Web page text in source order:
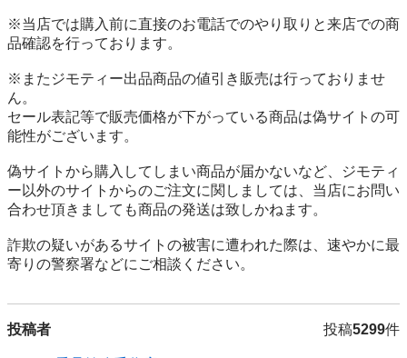
※当店では購入前に直接のお電話でのやり取りと来店での商
品確認を行っております。
※またジモティー出品商品の値引き販売は行っておりませ
ん。
セール表記等で販売価格が下がっている商品は偽サイトの可
能性がございます。
偽サイトから購入してしまい商品が届かないなど、ジモティ
ー以外のサイトからのご注文に関しましては、当店にお問い
合わせ頂きましても商品の発送は致しかねます。
詐欺の疑いがあるサイトの被害に遭われた際は、速やかに最
寄りの警察署などにご相談ください。
投稿者 投稿5299件